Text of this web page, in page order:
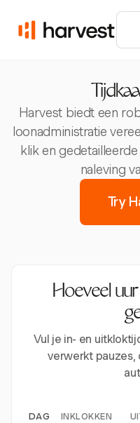
Harvest biedt een
loonadministratie
klik en
naleving
Try
Hoeveel
Vul je in- en
verwerkt pauzes,
DAG INKLOKKEN